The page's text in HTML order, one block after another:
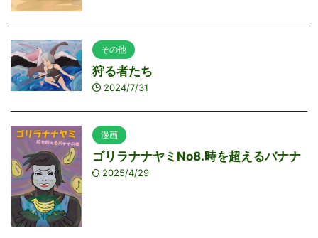
その他
狩る者たち
2024/7/31
漫画
ゴリラナナヤミNo8.時を超えるバナナ
2025/4/29